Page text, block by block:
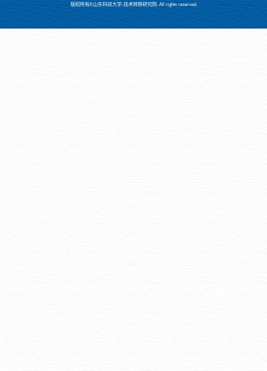
版权所有©山东科技大学-技术转移研究院. All rights reserved.